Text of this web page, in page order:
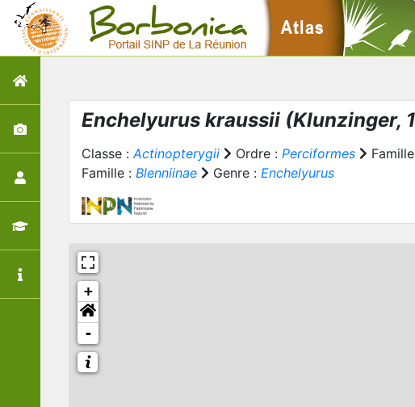
Enchelyurus kraussii (Klunzinger,
Classe :Actinopterygii Ordre : Perciformes
Famille : Blenniinae Genre : Enchelyurus
+
-